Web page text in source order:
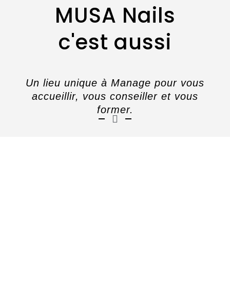
MUSA Nails
c'est aussi
Un lieu unique à Manage pour vous
accueillir, vous conseiller et vous
former.